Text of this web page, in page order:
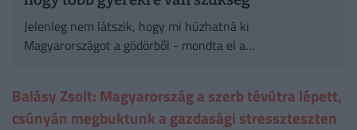
Jelenleg nem látszik, hogy mi húzhatná ki
Magyarországot a gödörből - mondta el a
Balásy Zsolt: Magyarország a szerb tévútra lépett,
csúnyán megbuktunk a gazdasági stresszteszten